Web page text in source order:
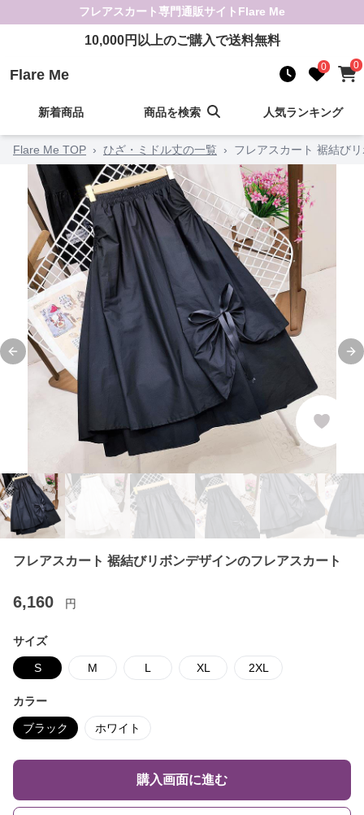
フレアスカート専門通販サイト Flare Me
10,000円以上のご購入で送料無料
Flare Me 0 0
新着商品 商品を検索 人気ランキング
Flare Me TOP › ひざ・ミドル丈の一覧 › フレアスカート 裾結び
Previous slide
フレアスカート 裾結びリボンデザインのフレアスカート
6,160 円
サイズ
S M L XL 2XL
カラー
ブラック ホワイト
購入画面に進む